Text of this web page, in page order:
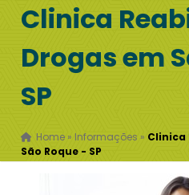
Clinica
Drogas em
SP
Home » Informações » Clinica
São Roque - SP